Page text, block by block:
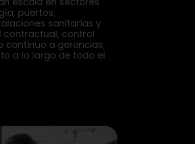
puertos,
sanitarias y
control
a gerencias,
a lo largo de todo el